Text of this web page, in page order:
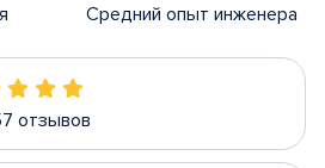
Средний опыт инженера
отзывов